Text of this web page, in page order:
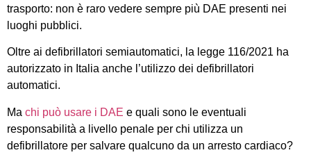
trasporto: non è raro vedere sempre più DAE presenti nei
luoghi pubblici.
Oltre ai defibrillatori semiautomatici, la legge 116/2021 ha
autorizzato in Italia anche l’utilizzo dei defibrillatori
automatici.
Ma chi può usare i DAE e quali sono le eventuali
responsabilità a livello penale per chi utilizza un
defibrillatore per salvare qualcuno da un arresto cardiaco?